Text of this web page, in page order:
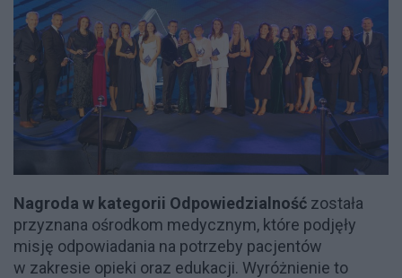
Nagroda w kategorii Odpowiedzialność została
przyznana ośrodkom medycznym, które podjęły
misję odpowiadania na potrzeby pacjentów
w zakresie opieki oraz edukacji. Wyróżnienie to